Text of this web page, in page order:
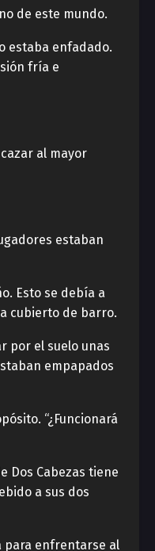
de este mundo.
estaba enfadado.
fría e
al mayor
estaban
Esto se debía a
cubierto de barro.
por el suelo unas
empapados
“¿Funcionará
Dos Cabezas tiene
a sus dos
para enfrentarse al